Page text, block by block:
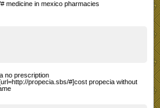
medicine in mexico pharmacies
no prescription
propecia.sbs/#]cost propecia without